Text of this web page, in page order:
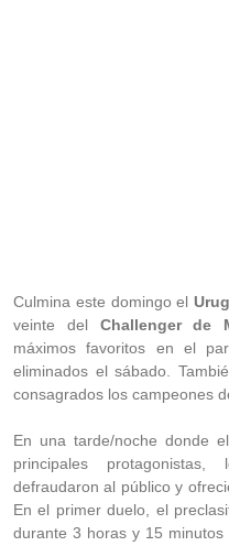
Culmina este domingo el
veinte del Challenger de
máximos favoritos en el
eliminados el sábado.
consagrados los campeones
En una tarde/noche donde
principales
defraudaron al público y
En el primer duelo, el
durante 3 horas y 15